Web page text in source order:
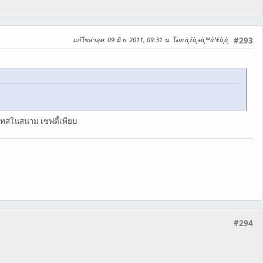
#293
แก้ไขล่าสุด: 09 มิ.ย. 2011, 09:31 น. โดย à¸žà¸±à¸™à¹€à¸­à¸
สในสนาม เซฟตี้เพียบ
#294